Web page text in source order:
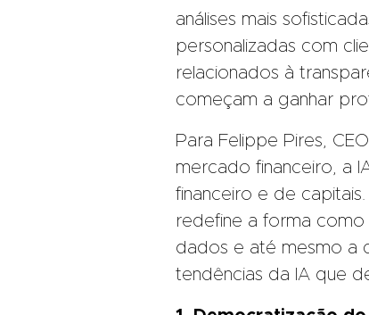
análises mais
personalizadas com
relacionados à
começam a ganhar
Para Felippe Pires,
mercado financeiro, a
financeiro e de
redefine a forma como
dados e até mesmo a
tendências da IA que